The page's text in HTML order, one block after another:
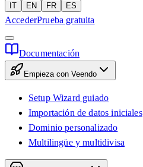
IT EN FR ES
AccederPrueba gratuita
Documentación
Empieza con Veendo
Setup Wizard guiado
Importación de datos iniciales
Dominio personalizado
Multilingüe y multidivisa